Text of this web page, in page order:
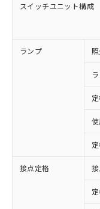
スイッチユニット構成
ランプ
接点定格
ご利
※1 対応状
対応済
非含有に対
す。
対応予定：
有に対応し